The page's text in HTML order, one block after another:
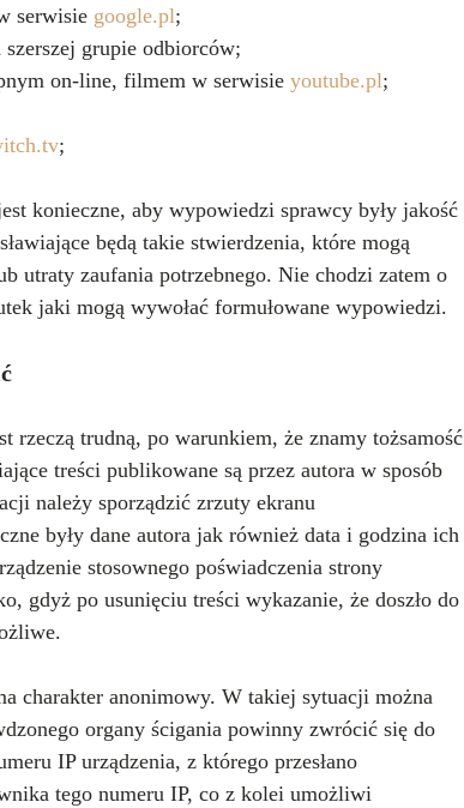
serwisie google.pl;
grupie odbiorców;
on-line, filmem w serwisie youtube.pl;
;
konieczne, aby wypowiedzi sprawcy były jakość
będą takie stwierdzenia, które mogą
utraty zaufania potrzebnego. Nie chodzi zatem o
jaki mogą wywołać formułowane wypowiedzi.
rzeczą trudną, po warunkiem, że znamy tożsamość
treści publikowane są przez autora w sposób
należy sporządzić zrzuty ekranu
były dane autora jak również data i godzina ich
stosownego poświadczenia strony
gdyż po usunięciu treści wykazanie, że doszło do
charakter anonimowy. W takiej sytuacji można
organy ścigania powinny zwrócić się do
IP urządzenia, z którego przesłano
tego numeru IP, co z kolei umożliwi